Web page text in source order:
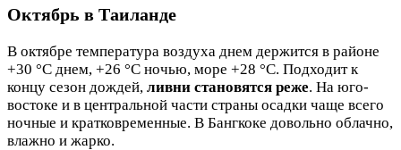
Октябрь в Таиланде
В октябре температура воздуха днем держится в районе
+30 °C днем, +26 °C ночью, море +28 °C. Подходит к
концу сезон дождей, ливни становятся реже. На юго-
востоке и в центральной части страны осадки чаще всего
ночные и кратковременные. В Бангкоке довольно облачно,
влажно и жарко.